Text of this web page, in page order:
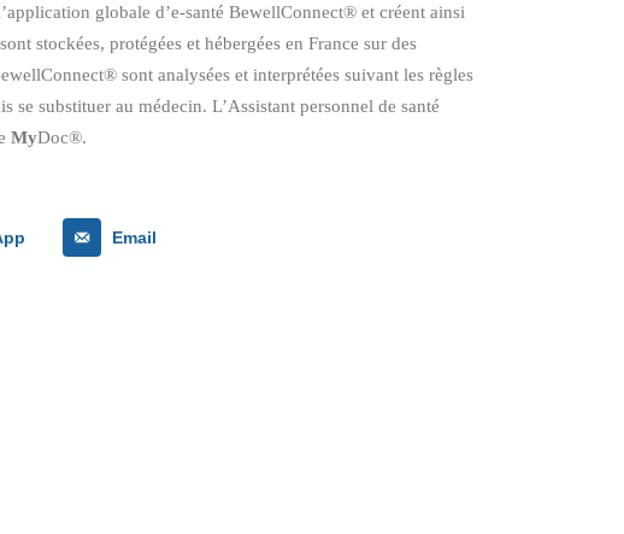
globale d’e-santé BewellConnect® et créent ainsi
stockées, protégées et hébergées en France sur des
sont analysées et interprétées suivant les règles
se substituer au médecin. L’Assistant personnel de santé
MyDoc®.
Email